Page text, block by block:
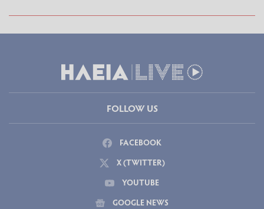
FOLLOW US
FACEBOOK
X (TWITTER)
YOUTUBE
GOOGLE NEWS